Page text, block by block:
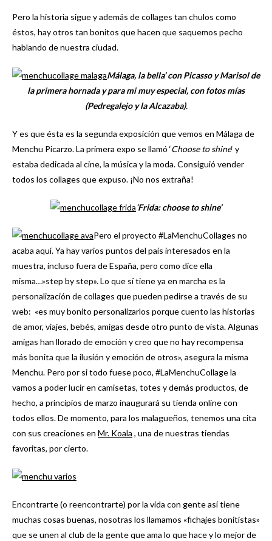
Pero la historia sigue y además de collages tan chulos como
éstos, hay otros tan bonitos que hacen que saquemos pecho
hablando de nuestra ciudad.
Málaga, la bella’ con Picasso y Marisol de
la primera hornada y para mi muy especial, con fotos mías
(Pedregalejo y la Alcazaba).
Y es que ésta es la segunda exposición que vemos en Málaga de
Menchu Picarzo. La primera expo se llamó ‘Choose to shine‘ y
estaba dedicada al cine, la música y la moda. Consiguió vender
todos los collages que expuso. ¡No nos extraña!
‘Frida: choose to shine’
Pero el proyecto #LaMenchuCollages no
acaba aquí. Ya hay varios puntos del país interesados en la
muestra, incluso fuera de España, pero como dice ella
misma…»step by step». Lo que sí tiene ya en marcha es la
personalización de collages que pueden pedirse a través de su
web: «es muy bonito personalizarlos porque cuento las historias
de amor, viajes, bebés, amigas desde otro punto de vista. Algunas
amigas han llorado de emoción y creo que no hay recompensa
más bonita que la ilusión y emoción de otros», asegura la misma
Menchu. Pero por si todo fuese poco, #LaMenchuCollage la
vamos a poder lucir en camisetas, totes y demás productos, de
hecho, a principios de marzo inaugurará su tienda online con
todos ellos. De momento, para los malagueños, tenemos una cita
con sus creaciones en Mr. Koala , una de nuestras tiendas
favoritas, por cierto.
Encontrarte (o reencontrarte) por la vida con gente así tiene
muchas cosas buenas, nosotras los llamamos «fichajes bonitistas»
que se unen al club de la gente que ama lo que hace y lo mejor de